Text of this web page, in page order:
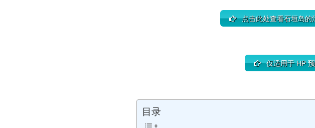
点击此处查看石垣岛的
仅适用于 HP
目录